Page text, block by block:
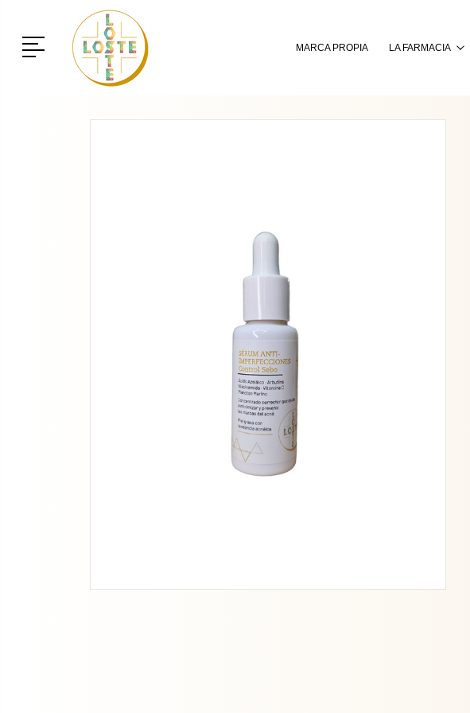
Menú MARCA PROPIA LA FARMACIA